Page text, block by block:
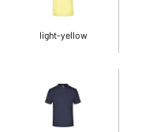
light-yellow